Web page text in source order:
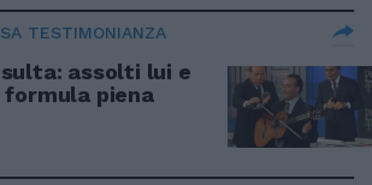
TESTIMONIANZA
assolti lui e
piena